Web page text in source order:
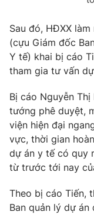
Nguyễn Trọng Ninh
Tổng đài VTV:
Ðiện thoại Thời báo
Email:
Liên hệ quảng cáo:
Sau đó, HĐXX
(cựu Giám đốc
Y tế) khai bị cáo
tham gia tư vấn
Bị cáo Nguyễn
tướng phê duyệt,
viện hiện đại
vực, thời gian
dự án y tế có quy
từ trước tới nay
Theo bị cáo Tiến,
Ban quản lý dự